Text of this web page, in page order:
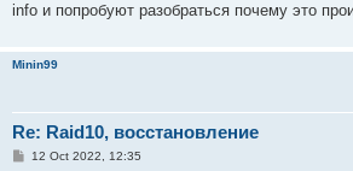
info и попробуют разобраться почему это
Minin99
Re: Raid10, восстановление
P12 Oct 2022, 12:35